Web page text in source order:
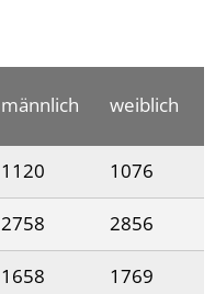
männlich weiblich
1120 1076
2758 2856
1658 1769